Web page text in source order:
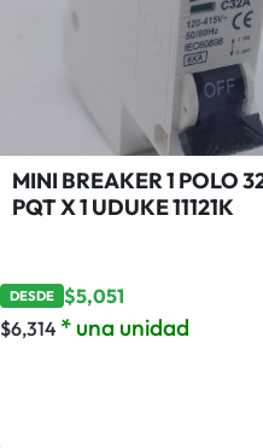
MINI BREAKER 1 POLO
PQT X 1 UDUKE 11121K
DESDE $5,051
$6,314 * una unidad